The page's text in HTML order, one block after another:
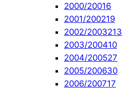
2000/20016
2001/200219
2002/2003213
2003/200410
2004/200527
2005/200630
2006/200717